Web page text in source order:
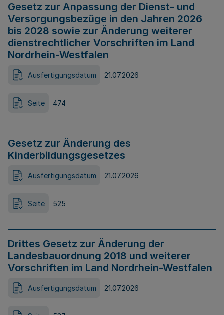
Gesetz zur Anpassung der Dienst- und
Versorgungsbezüge in den Jahren 2026
bis 2028 sowie zur Änderung weiterer
dienstrechtlicher Vorschriften im Land
Nordrhein-Westfalen
Ausfertigungsdatum 21.07.2026
Seite 474
Gesetz zur Änderung des
Kinderbildungsgesetzes
Ausfertigungsdatum 21.07.2026
Seite 525
Drittes Gesetz zur Änderung der
Landesbauordnung 2018 und weiterer
Vorschriften im Land Nordrhein-Westfalen
Ausfertigungsdatum 21.07.2026